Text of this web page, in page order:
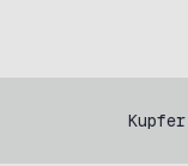
Kupfer